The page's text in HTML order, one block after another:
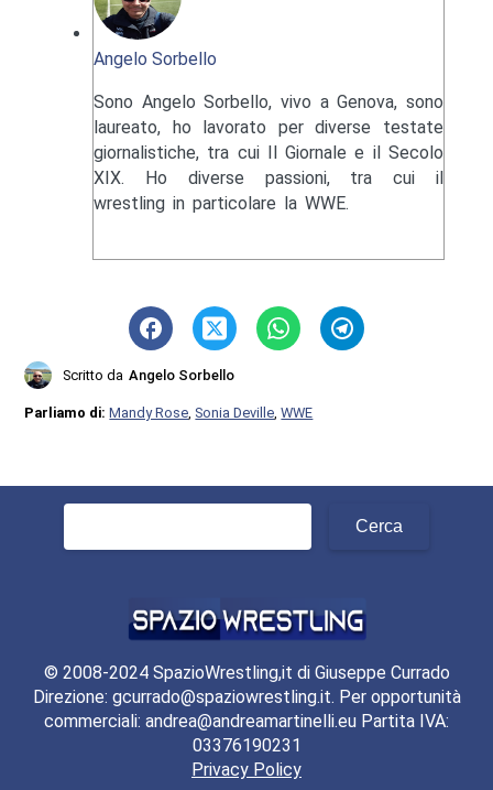
Angelo Sorbello
Sono Angelo Sorbello, vivo a Genova, sono
laureato, ho lavorato per diverse testate
giornalistiche, tra cui Il Giornale e il Secolo
XIX. Ho diverse passioni, tra cui il
wrestling in particolare la WWE.
Scritto da Angelo Sorbello
Parliamo di:Mandy Rose,Sonia Deville,WWE
Ricerca
© 2008-2024 SpazioWrestling,it di Giuseppe Currado
Direzione: gcurrado@spaziowrestling.it. Per opportunità
commerciali: andrea@andreamartinelli.eu Partita IVA:
03376190231
Privacy Policy